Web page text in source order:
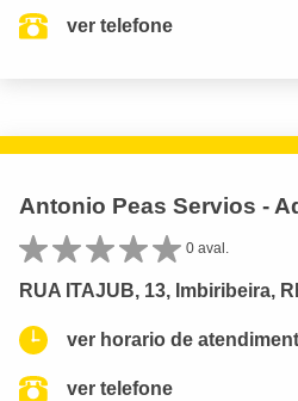
ver telefone
Antonio Peas Servios -
0 aval.
RUA ITAJUB, 13, Imbiribeira,
ver horario de
ver telefone